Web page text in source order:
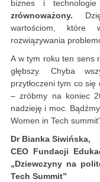
biznes i
zrównoważony.
wartościom, które
rozwiązywania
A w tym roku ten sens
głębszy. Chyba
przytłoczeni tym co
– zróbmy na koniec
nadzieję i moc.
Women in Tech
Dr Bianka Siwińska,
CEO Fundacji
„Dziewczyny na
Tech Summit”